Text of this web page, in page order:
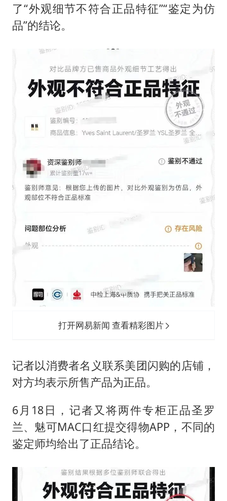
了“外观细节不符合正品特征”“鉴定为仿
品”的结论。
打开网易新闻 查看精彩图片
记者以消费者名义联系美团闪购的店铺，
对方均表示所售产品为正品。
6月18日，记者又将两件专柜正品圣罗
兰、魅可MAC口红提交得物APP，不同的
鉴定师均给出了正品结论。